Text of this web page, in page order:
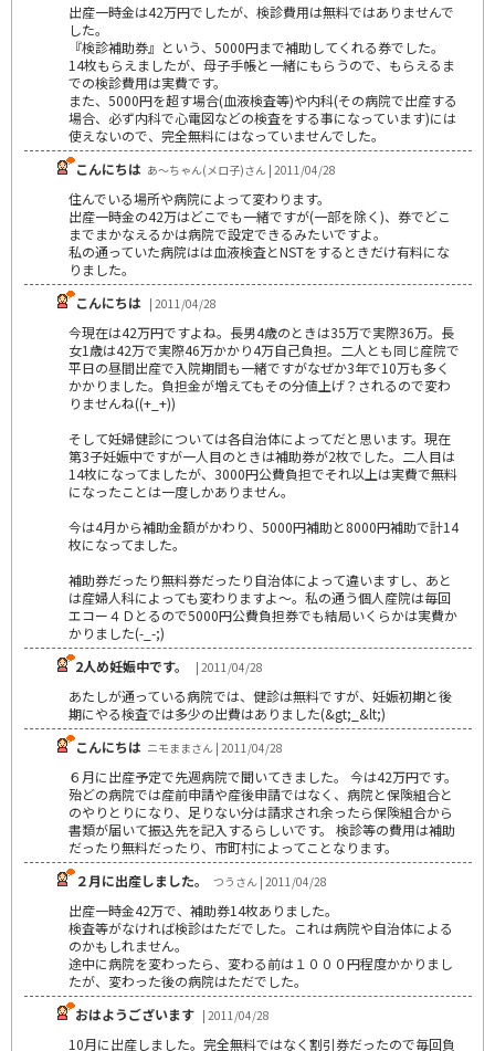
出産一時金は42万円でしたが、検診費用は無料ではありませんで
した。
『検診補助券』という、5000円まで補助してくれる券でした。
14枚もらえましたが、母子手帳と一緒にもらうので、もらえるま
での検診費用は実費です。
また、5000円を超す場合(血液検査等)や内科(その病院で出産する
場合、必ず内科で心電図などの検査をする事になっています)には
使えないので、完全無料にはなっていませんでした。
こんにちは あ～ちゃん(メロ子)さん | 2011/04/28
住んでいる場所や病院によって変わります。
出産一時金の42万はどこでも一緒ですが(一部を除く)、券でどこ
までまかなえるかは病院で設定できるみたいですよ。
私の通っていた病院はは血液検査とNSTをするときだけ有料にな
りました。
こんにちは | 2011/04/28
今現在は42万円ですよね。長男4歳のときは35万で実際36万。長
女1歳は42万で実際46万かかり4万自己負担。二人とも同じ産院で
平日の昼間出産で入院期間も一緒ですがなぜか3年で10万も多く
かかりました。負担金が増えてもその分値上げ？されるので変わ
りませんね((+_+))
そして妊婦健診については各自治体によってだと思います。現在
第3子妊娠中ですが一人目のときは補助券が2枚でした。二人目は
14枚になってましたが、3000円公費負担でそれ以上は実費で無料
になったことは一度しかありません。
今は4月から補助金額がかわり、5000円補助と8000円補助で計14
枚になってました。
補助券だったり無料券だったり自治体によって違いますし、あと
は産婦人科によっても変わりますよ～。私の通う個人産院は毎回
エコー４Ｄとるので5000円公費負担券でも結局いくらかは実費か
かりました(-_-;)
2人め妊娠中です。
| 2011/04/28
あたしが通っている病院では、健診は無料ですが、妊娠初期と後
期にやる検査では多少の出費はありました(&gt;_&lt;)
こんにちは ニモままさん | 2011/04/28
６月に出産予定で先週病院で聞いてきました。 今は42万円です。
殆どの病院では産前申請や産後申請ではなく、病院と保険組合と
のやりとりになり、足りない分は請求され余ったら保険組合から
書類が届いて振込先を記入するらしいです。 検診等の費用は補助
だったり無料だったり、市町村によってことなります。
２月に出産しました。
つうさん | 2011/04/28
出産一時金42万で、補助券14枚ありました。
検査等がなければ検診はただでした。これは病院や自治体による
のかもしれません。
途中に病院を変わったら、変わる前は１０００円程度かかりまし
たが、変わった後の病院はただでした。
おはようございます | 2011/04/28
10月に出産しました。完全無料ではなく割引券だったので毎回負